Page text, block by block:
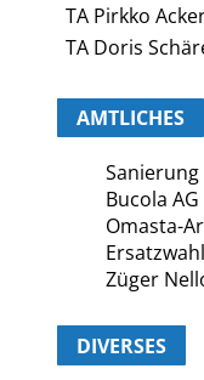
TA Pirkko
TA Doris
AMTLICHES
Bucola AG
Omasta-
Züger
DIVERSES